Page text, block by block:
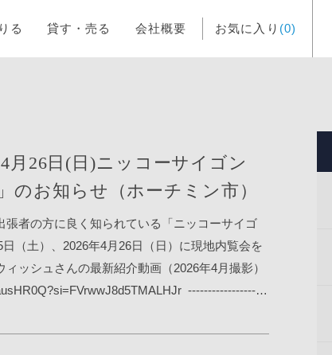
る 貸す・売る 会社概要 お気に入り (0)
月26日(日)ニッコーサイゴン
のお知らせ（ホーチミン市）
張者の方に良く知られている「ニッコーサイゴ
（土）、2026年4月26日（日）に現地内覧会を
ッシュさんの最新紹介動画（2026年4月撮影）
--------------------
）を備えており、ホテルならではのホスピタリ